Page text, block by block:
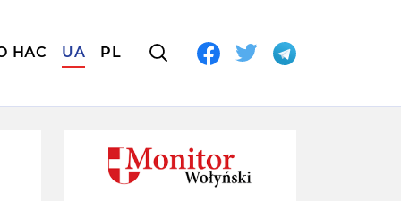
НАС UA PL